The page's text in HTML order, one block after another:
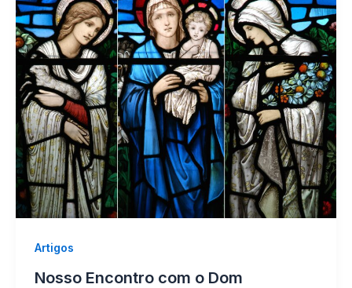
Artigos
Nosso Encontro com o Dom